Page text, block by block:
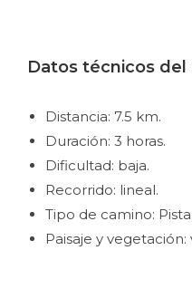
Datos técnicos del
Distancia: 7.5 km.
Duración: 3 horas.
Dificultad: baja.
Recorrido: lineal.
Tipo de camino:
Paisaje y